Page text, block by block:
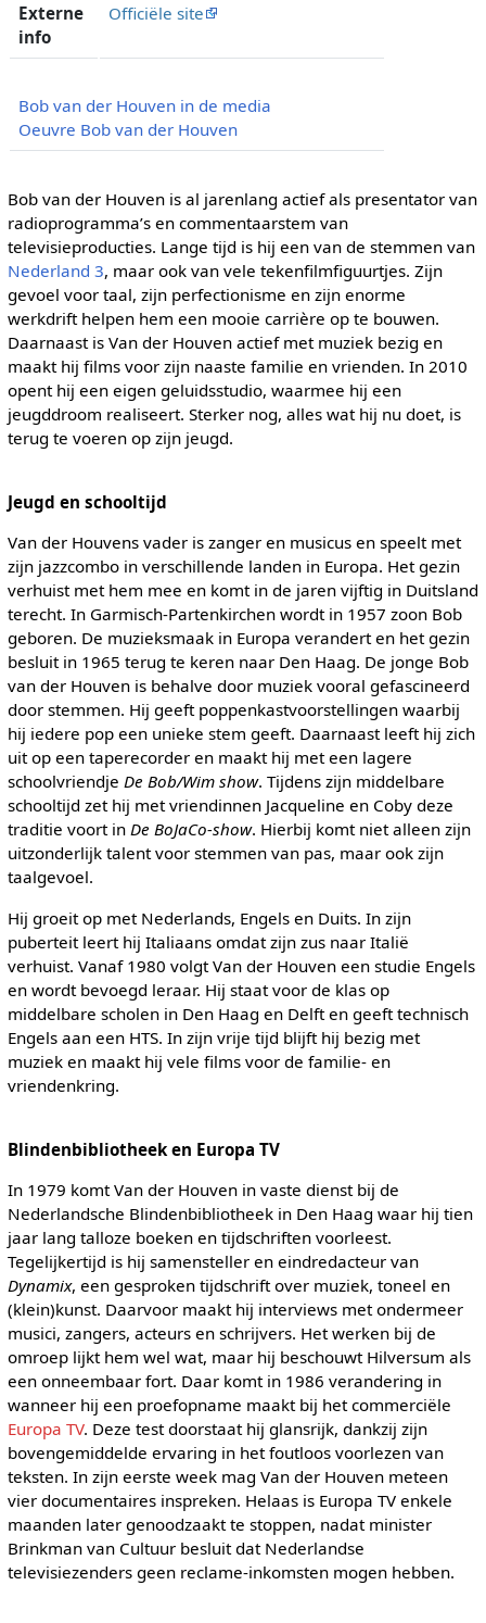
Externe
info
Officiële site
Bob van der Houven in de media
Oeuvre Bob van der Houven
Bob van der Houven is al jarenlang actief als presentator van
radioprogramma’s en commentaarstem van
televisieproducties. Lange tijd is hij een van de stemmen van
Nederland 3, maar ook van vele tekenfilmfiguurtjes. Zijn
gevoel voor taal, zijn perfectionisme en zijn enorme
werkdrift helpen hem een mooie carrière op te bouwen.
Daarnaast is Van der Houven actief met muziek bezig en
maakt hij films voor zijn naaste familie en vrienden. In 2010
opent hij een eigen geluidsstudio, waarmee hij een
jeugddroom realiseert. Sterker nog, alles wat hij nu doet, is
terug te voeren op zijn jeugd.
Jeugd en schooltijd
Van der Houvens vader is zanger en musicus en speelt met
zijn jazzcombo in verschillende landen in Europa. Het gezin
verhuist met hem mee en komt in de jaren vijftig in Duitsland
terecht. In Garmisch-Partenkirchen wordt in 1957 zoon Bob
geboren. De muzieksmaak in Europa verandert en het gezin
besluit in 1965 terug te keren naar Den Haag. De jonge Bob
van der Houven is behalve door muziek vooral gefascineerd
door stemmen. Hij geeft poppenkastvoorstellingen waarbij
hij iedere pop een unieke stem geeft. Daarnaast leeft hij zich
uit op een taperecorder en maakt hij met een lagere
schoolvriendje De Bob/Wim show. Tijdens zijn middelbare
schooltijd zet hij met vriendinnen Jacqueline en Coby deze
traditie voort in De BoJaCo-show. Hierbij komt niet alleen zijn
uitzonderlijk talent voor stemmen van pas, maar ook zijn
taalgevoel.
Hij groeit op met Nederlands, Engels en Duits. In zijn
puberteit leert hij Italiaans omdat zijn zus naar Italië
verhuist. Vanaf 1980 volgt Van der Houven een studie Engels
en wordt bevoegd leraar. Hij staat voor de klas op
middelbare scholen in Den Haag en Delft en geeft technisch
Engels aan een HTS. In zijn vrije tijd blijft hij bezig met
muziek en maakt hij vele films voor de familie- en
vriendenkring.
Blindenbibliotheek en Europa TV
In 1979 komt Van der Houven in vaste dienst bij de
Nederlandsche Blindenbibliotheek in Den Haag waar hij tien
jaar lang talloze boeken en tijdschriften voorleest.
Tegelijkertijd is hij samensteller en eindredacteur van
Dynamix, een gesproken tijdschrift over muziek, toneel en
(klein)kunst. Daarvoor maakt hij interviews met ondermeer
musici, zangers, acteurs en schrijvers. Het werken bij de
omroep lijkt hem wel wat, maar hij beschouwt Hilversum als
een onneembaar fort. Daar komt in 1986 verandering in
wanneer hij een proefopname maakt bij het commerciële
Europa TV. Deze test doorstaat hij glansrijk, dankzij zijn
bovengemiddelde ervaring in het foutloos voorlezen van
teksten. In zijn eerste week mag Van der Houven meteen
vier documentaires inspreken. Helaas is Europa TV enkele
maanden later genoodzaakt te stoppen, nadat minister
Brinkman van Cultuur besluit dat Nederlandse
televisiezenders geen reclame-inkomsten mogen hebben.